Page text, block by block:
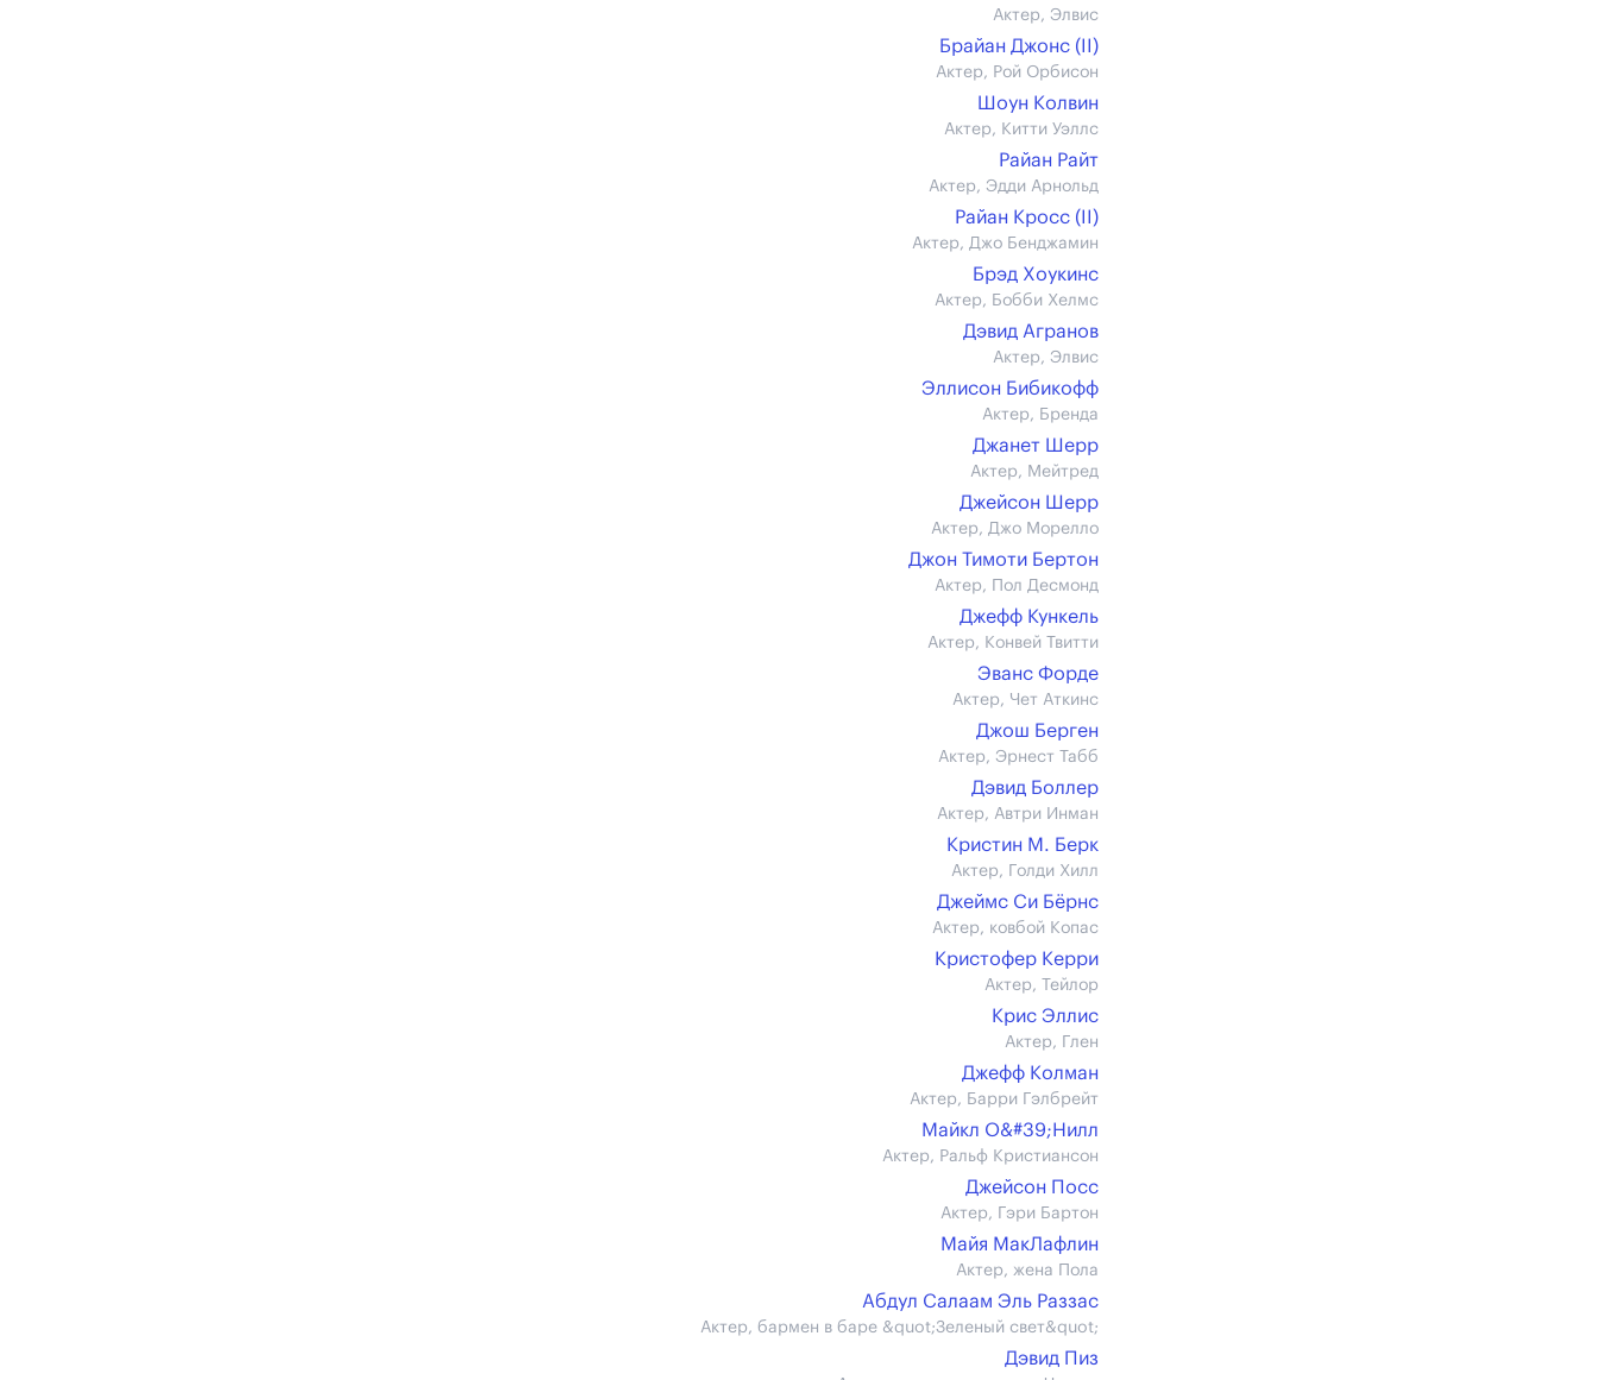
Актер, Элвис
Брайан Джонс (II)
Актер, Рой Орбисон
Шоун Колвин
Актер, Китти Уэллс
Райан Райт
Актер, Эдди Арнольд
Райан Кросс (II)
Актер, Джо Бенджамин
Брэд Хоукинс
Актер, Бобби Хелмс
Дэвид Агранов
Актер, Элвис
Эллисон Бибикофф
Актер, Бренда
Джанет Шерр
Актер, Мейтред
Джейсон Шерр
Актер, Джо Морелло
Джон Тимоти Бертон
Актер, Пол Десмонд
Джефф Кункель
Актер, Конвей Твитти
Эванс Форде
Актер, Чет Аткинс
Джош Берген
Актер, Эрнест Табб
Дэвид Боллер
Актер, Автри Инман
Кристин М. Берк
Актер, Голди Хилл
Джеймс Си Бёрнс
Актер, ковбой Копас
Кристофер Керри
Актер, Тейлор
Крис Эллис
Актер, Глен
Джефф Колман
Актер, Барри Гэлбрейт
Майкл О&#39;Нилл
Актер, Ральф Кристиансон
Джейсон Посс
Актер, Гэри Бартон
Майя МакЛафлин
Актер, жена Пола
Абдул Салаам Эль Раззас
Актер, бармен в баре &quot;Зеленый свет&quot;
Дэвид Пиз